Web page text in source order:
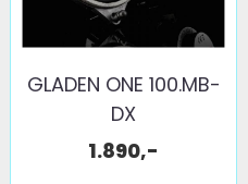
GLADEN ONE 100.MB-
DX
1.890,-